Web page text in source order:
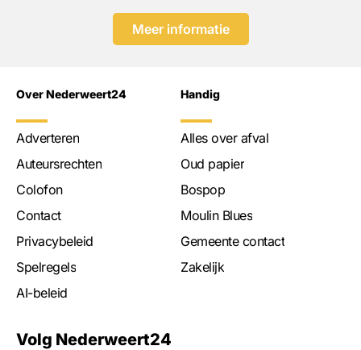
Meer informatie
Over Nederweert24
Adverteren
Auteursrechten
Colofon
Contact
Privacybeleid
Spelregels
AI-beleid
Handig
Alles over afval
Oud papier
Bospop
Moulin Blues
Gemeente contact
Zakelijk
Volg Nederweert24